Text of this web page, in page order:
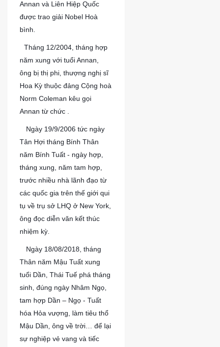
Annan và Liên Hiệp Quốc
được trao giải Nobel Hoà
bình.
Tháng 12/2004, tháng hợp
năm xung với tuổi Annan,
ông bị thị phi, thượng nghị sĩ
Hoa Kỳ thuộc đảng Cộng hoà
Norm Coleman kêu gọi
Annan từ chức .
Ngày 19/9/2006 tức ngày
Tân Hợi tháng Bính Thân
năm Bính Tuất - ngày hợp,
tháng xung, năm tam hợp,
trước nhiều nhà lãnh đạo từ
các quốc gia trên thế giới qui
tụ về trụ sở LHQ ở New York,
ông đọc diễn văn kết thúc
nhiệm kỳ.
Ngày 18/08/2018, tháng
Thân năm Mậu Tuất xung
tuổi Dần, Thái Tuế phá tháng
sinh, đúng ngày Nhâm Ngọ,
tam hợp Dần – Ngọ - Tuất
hóa Hỏa vượng, làm tiêu thổ
Mậu Dần, ông về trời… để lại
sự nghiệp vẻ vang và tiếc